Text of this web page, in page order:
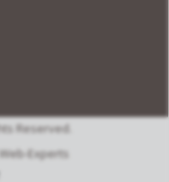
Reserved.
Experts